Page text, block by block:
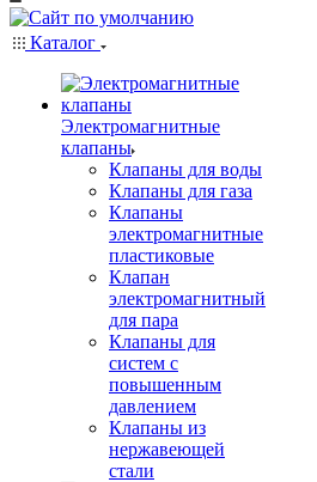
Каталог
Электромагнитные
клапаны
Клапаны для воды
Клапаны для газа
Клапаны
электромагнитные
пластиковые
Клапан
электромагнитный
для пара
Клапаны для
систем с
повышенным
давлением
Клапаны из
нержавеющей
стали